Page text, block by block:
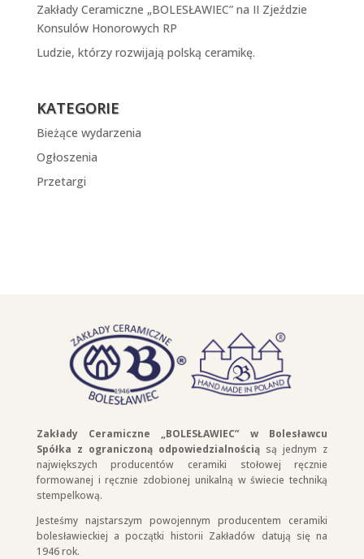
Zakłady Ceramiczne „BOLESŁAWIEC” na II Zjeździe
Konsulów Honorowych RP
Ludzie, którzy rozwijają polską ceramikę.
KATEGORIE
Bieżące wydarzenia
Ogłoszenia
Przetargi
Zakłady Ceramiczne „BOLESŁAWIEC” w Bolesławcu
Spółka z ograniczoną odpowiedzialnością są jednym z
największych producentów ceramiki stołowej ręcznie
formowanej i ręcznie zdobionej unikalną w świecie techniką
stempelkową.
Jesteśmy najstarszym powojennym producentem ceramiki
bolesławieckiej a początki historii Zakładów datują się na
1946 rok.